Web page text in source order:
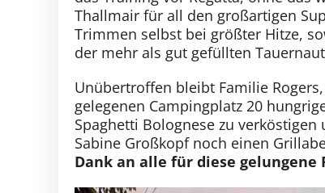
Thallmair für all den großartigen
Trimmen selbst bei größter Hitze,
der mehr als gut gefüllten
Unübertroffen bleibt Familie
gelegenen Campingplatz 20
Spaghetti Bolognese zu
Sabine Großkopf noch einen
Dank an alle für diese gelungene